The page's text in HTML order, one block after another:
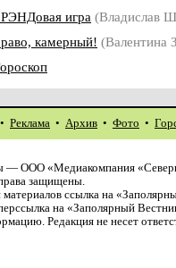
игра
камерный!
• Реклама • Архив • Фото •
— ООО «Медиакомпания
защищены.
ссылка на
на «Заполярный
Редакция не несет